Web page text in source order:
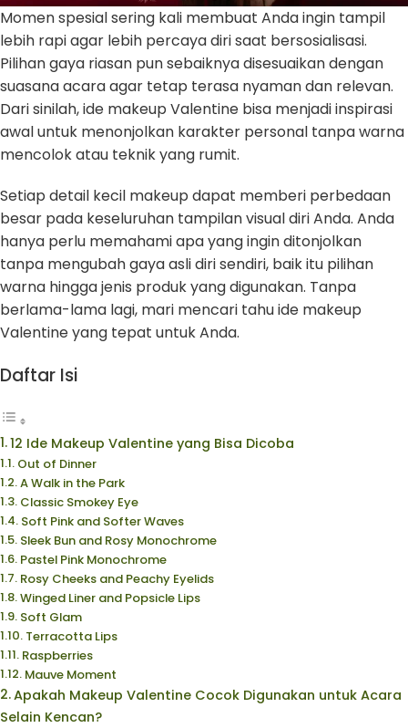
Momen spesial sering kali membuat Anda ingin tampil
lebih rapi agar lebih percaya diri saat bersosialisasi.
Pilihan gaya riasan pun sebaiknya disesuaikan dengan
suasana acara agar tetap terasa nyaman dan relevan.
Dari sinilah, ide makeup Valentine bisa menjadi inspirasi
awal untuk menonjolkan karakter personal tanpa warna
mencolok atau teknik yang rumit.
Setiap detail kecil makeup dapat memberi perbedaan
besar pada keseluruhan tampilan visual diri Anda. Anda
hanya perlu memahami apa yang ingin ditonjolkan
tanpa mengubah gaya asli diri sendiri, baik itu pilihan
warna hingga jenis produk yang digunakan. Tanpa
berlama-lama lagi, mari mencari tahu ide makeup
Valentine yang tepat untuk Anda.
Daftar Isi
12 Ide Makeup Valentine yang Bisa Dicoba
Out of Dinner
A Walk in the Park
Classic Smokey Eye
Soft Pink and Softer Waves
Sleek Bun and Rosy Monochrome
Pastel Pink Monochrome
Rosy Cheeks and Peachy Eyelids
Winged Liner and Popsicle Lips
Soft Glam
Terracotta Lips
Raspberries
Mauve Moment
Apakah Makeup Valentine Cocok Digunakan untuk Acara
Selain Kencan?